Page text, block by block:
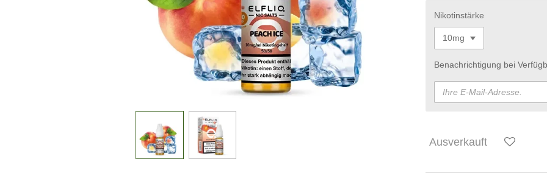
Nikotinstärke
Benachrichtigung bei
Ausverkauft